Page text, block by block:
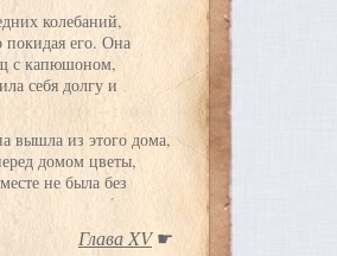
колебаний,
покидая его. Она
с капюшоном,
себя долгу и
вышла из этого дома,
домом цветы,
не была без
Глава XV☛